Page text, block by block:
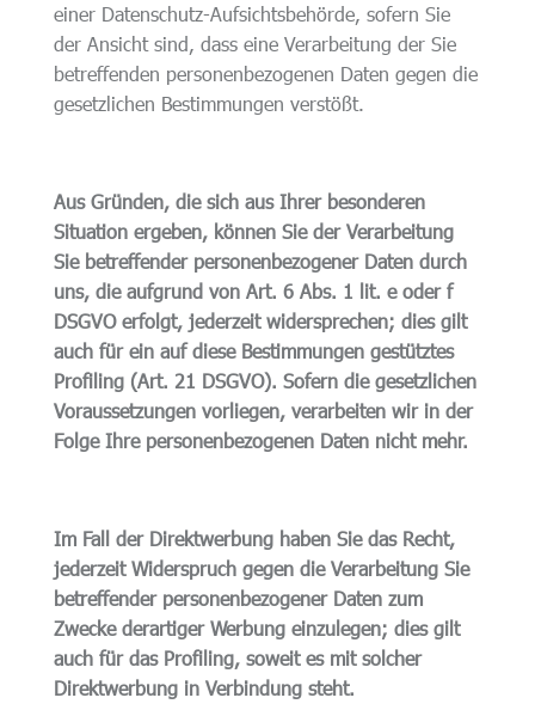
einer Datenschutz-Aufsichtsbehörde, sofern Sie
der Ansicht sind, dass eine Verarbeitung der Sie
betreffenden personenbezogenen Daten gegen die
gesetzlichen Bestimmungen verstößt.
Aus Gründen, die sich aus Ihrer besonderen
Situation ergeben, können Sie der Verarbeitung
Sie betreffender personenbezogener Daten durch
uns, die aufgrund von Art. 6 Abs. 1 lit. e oder f
DSGVO erfolgt, jederzeit widersprechen; dies gilt
auch für ein auf diese Bestimmungen gestütztes
Profiling (Art. 21 DSGVO). Sofern die gesetzlichen
Voraussetzungen vorliegen, verarbeiten wir in der
Folge Ihre personenbezogenen Daten nicht mehr.
Im Fall der Direktwerbung haben Sie das Recht,
jederzeit Widerspruch gegen die Verarbeitung Sie
betreffender personenbezogener Daten zum
Zwecke derartiger Werbung einzulegen; dies gilt
auch für das Profiling, soweit es mit solcher
Direktwerbung in Verbindung steht.